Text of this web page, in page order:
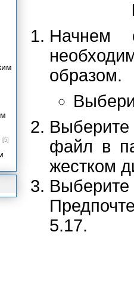
Начнем
образом.
Выберите
файл в
жестком
5.17.
[5]